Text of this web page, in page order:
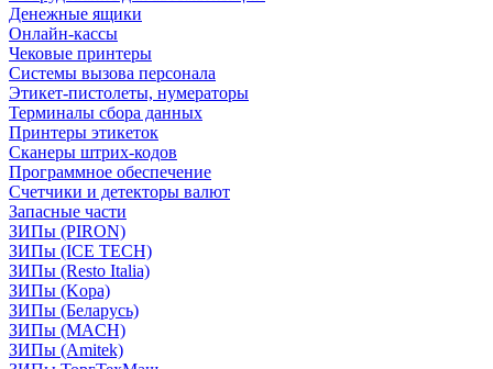
Денежные ящики
Онлайн-кассы
Чековые принтеры
Системы вызова персонала
Этикет-пистолеты, нумераторы
Терминалы сбора данных
Принтеры этикеток
Сканеры штрих-кодов
Программное обеспечение
Счетчики и детекторы валют
Запасные части
ЗИПы (PIRON)
ЗИПы (ICE TECH)
ЗИПы (Resto Italia)
ЗИПы (Kopa)
ЗИПы (Беларусь)
ЗИПы (MACH)
ЗИПы (Amitek)